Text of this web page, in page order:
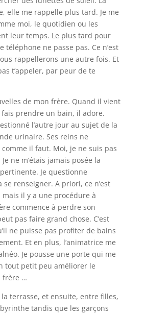
elle me rappelle plus tard. Je me
moi, le quotidien ou les
leur temps. Le plus tard pour
téléphone ne passe pas. Ce n’est
rappellerons une autre fois. Et
t’appeler, par peur de te
de mon frère. Quand il vient
prendre un bain, il adore.
l’autre jour au sujet de la
urinaire. Ses reins ne
il faut. Moi, je ne suis pas
ne m’étais jamais posée la
Je questionne
se renseigner. A priori, ce n’est
il y a une procédure à
commence à perdre son
pas faire grand chose. C’est
ne puisse pas profiter de bains
Et en plus, l’animatrice me
Je pousse une porte qui me
tout petit peu améliorer le
frère …
terrasse, et ensuite, entre filles,
tandis que les garçons